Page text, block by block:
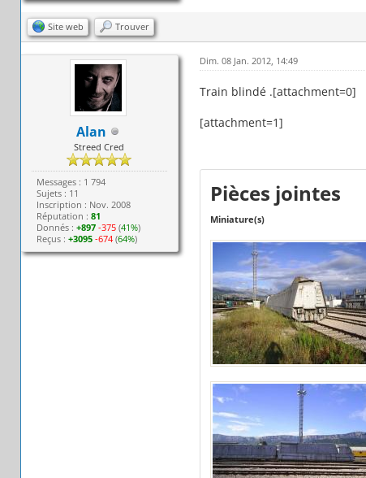
Site web Trouver
Alan
Streed Cred
Messages : 1 794
Sujets : 11
Inscription : Nov. 2008
Réputation : 81
Donnés : +897 -375(41%)
Reçus : +3095 -674(64%)
Dim. 08 Jan. 2012, 14:49
Train blindé .[attachment=0]
[attachment=1]
Pièces jointes
Miniature(s)